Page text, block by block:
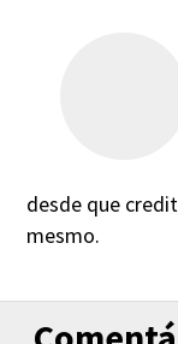
desde que
mesmo.